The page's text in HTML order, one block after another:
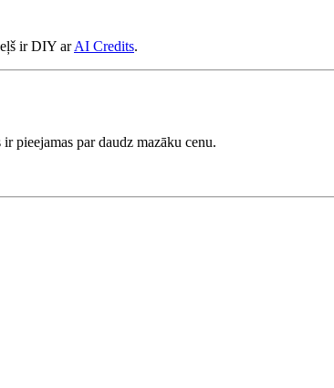
ir DIY arAI Credits.
pieejamas par daudz mazāku cenu.